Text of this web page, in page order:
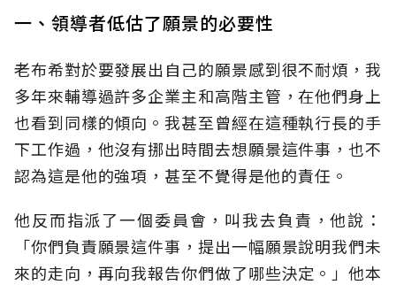
一、領導者低估了願景的必要性
老布希對於要發展出自己的願景感到很不耐煩，我
多年來輔導過許多企業主和高階主管，在他們身上
也看到同樣的傾向。我甚至曾經在這種執行長的手
下工作過，他沒有挪出時間去想願景這件事，也不
認為這是他的強項，甚至不覺得是他的責任。
他反而指派了一個委員會，叫我去負責，他說：
「你們負責願景這件事，提出一幅願景說明我們未
來的走向，再向我報告你們做了哪些決定。」他本